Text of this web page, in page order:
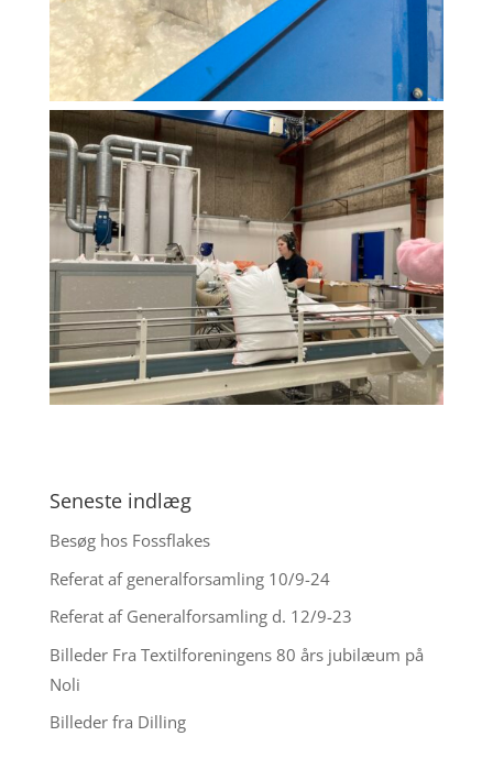
Seneste indlæg
Besøg hos Fossflakes
Referat af generalforsamling 10/9-24
Referat af Generalforsamling d. 12/9-23
Billeder Fra Textilforeningens 80 års jubilæum på
Noli
Billeder fra Dilling